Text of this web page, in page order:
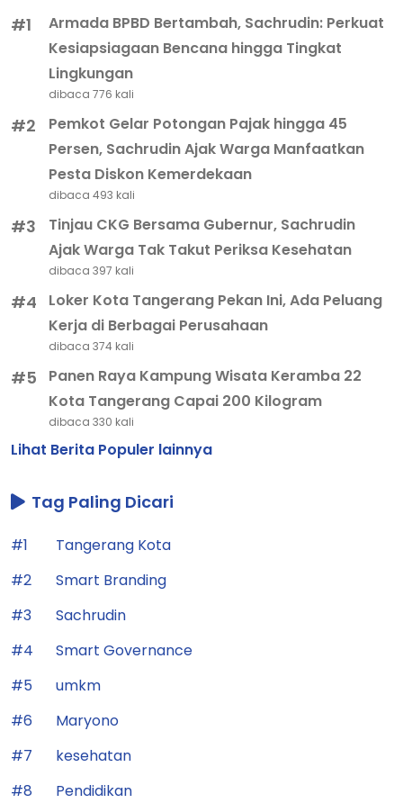
#1
Armada BPBD Bertambah, Sachrudin: Perkuat
Kesiapsiagaan Bencana hingga Tingkat
Lingkungan
dibaca 776 kali
#2
Pemkot Gelar Potongan Pajak hingga 45
Persen, Sachrudin Ajak Warga Manfaatkan
Pesta Diskon Kemerdekaan
dibaca 493 kali
#3
Tinjau CKG Bersama Gubernur, Sachrudin
Ajak Warga Tak Takut Periksa Kesehatan
dibaca 397 kali
#4
Loker Kota Tangerang Pekan Ini, Ada Peluang
Kerja di Berbagai Perusahaan
dibaca 374 kali
#5
Panen Raya Kampung Wisata Keramba 22
Kota Tangerang Capai 200 Kilogram
dibaca 330 kali
Lihat Berita Populer lainnya
Tag Paling Dicari
#1
Tangerang Kota
#2
Smart Branding
#3
Sachrudin
#4
Smart Governance
#5
umkm
#6
Maryono
#7
kesehatan
#8
Pendidikan